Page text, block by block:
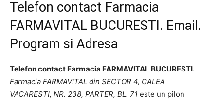
Telefon contact Farmacia
FARMAVITAL BUCURESTI. Email.
Program si Adresa
Telefon contact Farmacia FARMAVITAL BUCURESTI.
Farmacia FARMAVITAL din SECTOR 4, CALEA
VACARESTI, NR. 238, PARTER, BL. 71 este un pilon